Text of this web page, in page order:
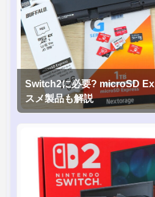
Switch2に必要? microSD
スメ製品も解説